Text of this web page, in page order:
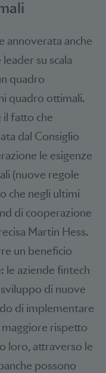
annoverata anche
su scala
quadro
quadro ottimali.
il fatto che
dal Consiglio
le esigenze
(nuove regole
che negli ultimi
di cooperazione
Martin Hess.
un beneficio
le aziende fintech
di nuove
di implementare
rispetto
loro, attraverso le
possono